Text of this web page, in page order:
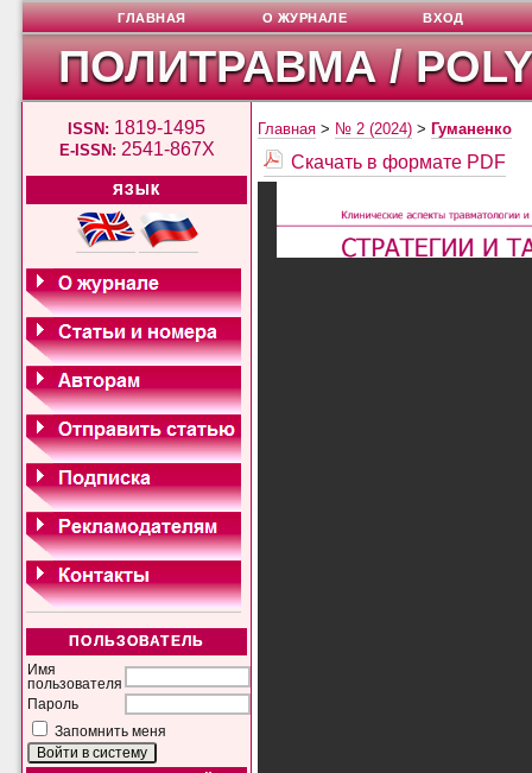
ПОЛИТРАВМА /
ISSN: 1819-1495
E-ISSN: 2541-867X
ЯЗЫК
ПОЛЬЗОВАТЕЛЬ
Имя
пользователя
Пароль
Запомнить меня
ГЛАВНАЯ О ЖУРНАЛЕ ВХОД
Главная > № 2 (2024) > Гуманенко
Скачать в формате PDF